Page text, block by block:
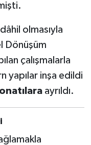
olmasıyla
Dönüşüm
çalışmalarla
yapılar inşa edildi
ayrıldı.